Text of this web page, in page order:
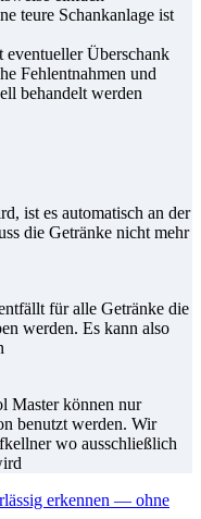
teure Schankanlage ist
eventueller Überschank
Fehlentnahmen und
behandelt werden
ist es automatisch an der
die Getränke nicht mehr
für alle Getränke die
werden. Es kann also
Master können nur
benutzt werden. Wir
wo ausschließlich